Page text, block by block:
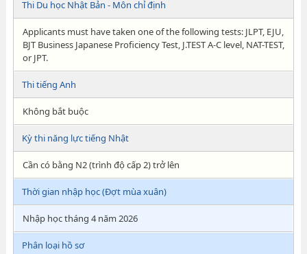
Thi Du học Nhật Bản - Môn chỉ định
Applicants must have taken one of the following tests: JLPT, EJU,
BJT Business Japanese Proficiency Test, J.TEST A-C level, NAT-TEST,
or JPT.
Thi tiếng Anh
Không bắt buộc
Kỳ thi năng lực tiếng Nhật
Cần có bằng N2 (trình độ cấp 2) trở lên
Thời gian nhập học (Đợt mùa xuân)
Nhập học tháng 4 năm 2026
Phân loại hồ sơ